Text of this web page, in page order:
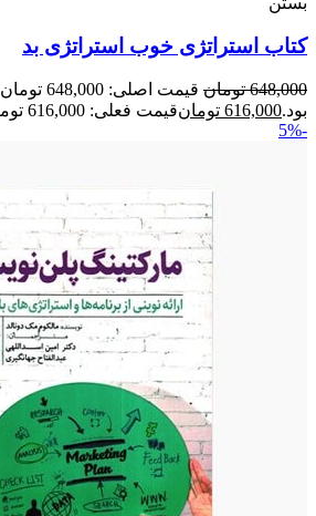
کتاب استراتژی خوب استراتژی بد
648,000 تومان
قیمت اصلی: 648,000 تومان
بود.616,000 تومانقیمت فعلی: 616,000 تومان.
-5%